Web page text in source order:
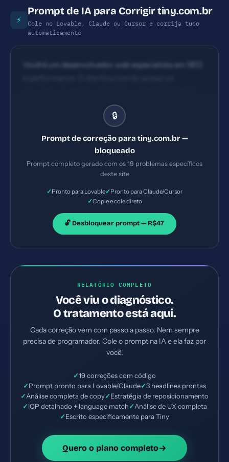
⚡
Prompt de IA para Corrigir tiny.com.br
Cole no Lovable, Claude ou Cursor e corrija tudo
automaticamente
Você é um desenvolvedor web especialista em SEO
Security Policy ausente 3) X-Frame-Options
ausente 4) X-Content-Type-Options ausente.
os arquivos necessários e configurações de servidor.
Priorize as correções críticas primeiro.
🔒
Prompt de correção para tiny.com.br —
bloqueado
Prompt completo gerado com os 19 problemas específicos
deste site
✓Pronto para Lovable✓Pronto para Claude/Cursor
✓Copie e cole direto
🔓 Desbloquear prompt — R$47
RELATÓRIO COMPLETO
Você viu o diagnóstico.
O tratamento está aqui.
Cada correção vem com passo a passo. Nem sempre
precisa de programador. Cole o prompt na IA e ela faz por
você.
✓19 correções com código
✓Prompt pronto para Lovable/Claude✓3 headlines prontas
✓Análise completa de copy✓Estratégia de reposicionamento
✓ICP detalhado + language match✓Análise de UX completa
✓Escrito especificamente para Tiny
Quero o plano completo